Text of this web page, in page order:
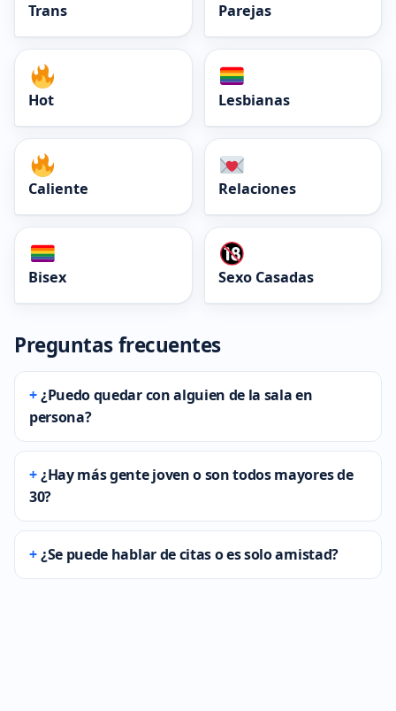
Trans Parejas
Hot Lesbianas
Caliente Relaciones
Bisex Sexo Casadas
Preguntas frecuentes
¿Puedo quedar con alguien de la sala en
persona?
¿Hay más gente joven o son todos mayores de
30?
¿Se puede hablar de citas o es solo amistad?